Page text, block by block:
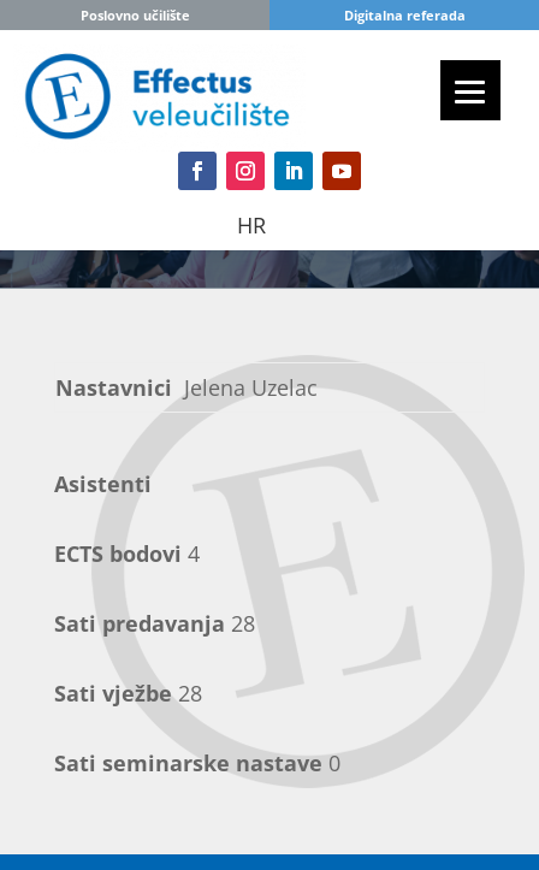
Poslovno učilište Digitalna referada
HR
Nastavnici Jelena Uzelac
Asistenti
ECTS bodovi 4
Sati predavanja 28
Sati vježbe28
Sati seminarske nastave0